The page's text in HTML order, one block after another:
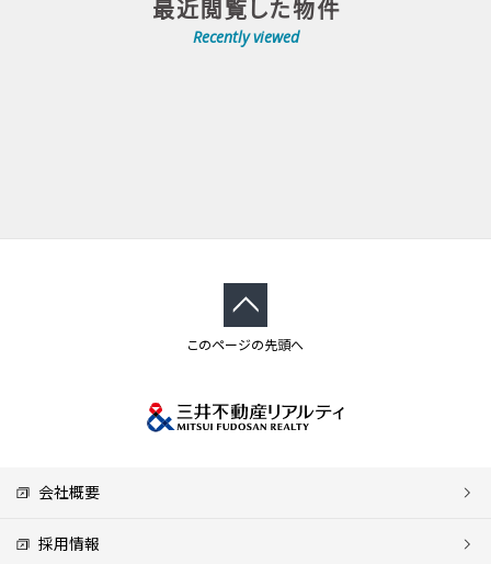
最近閲覧した物件
Recently viewed
このページの先頭へ
会社概要
採用情報